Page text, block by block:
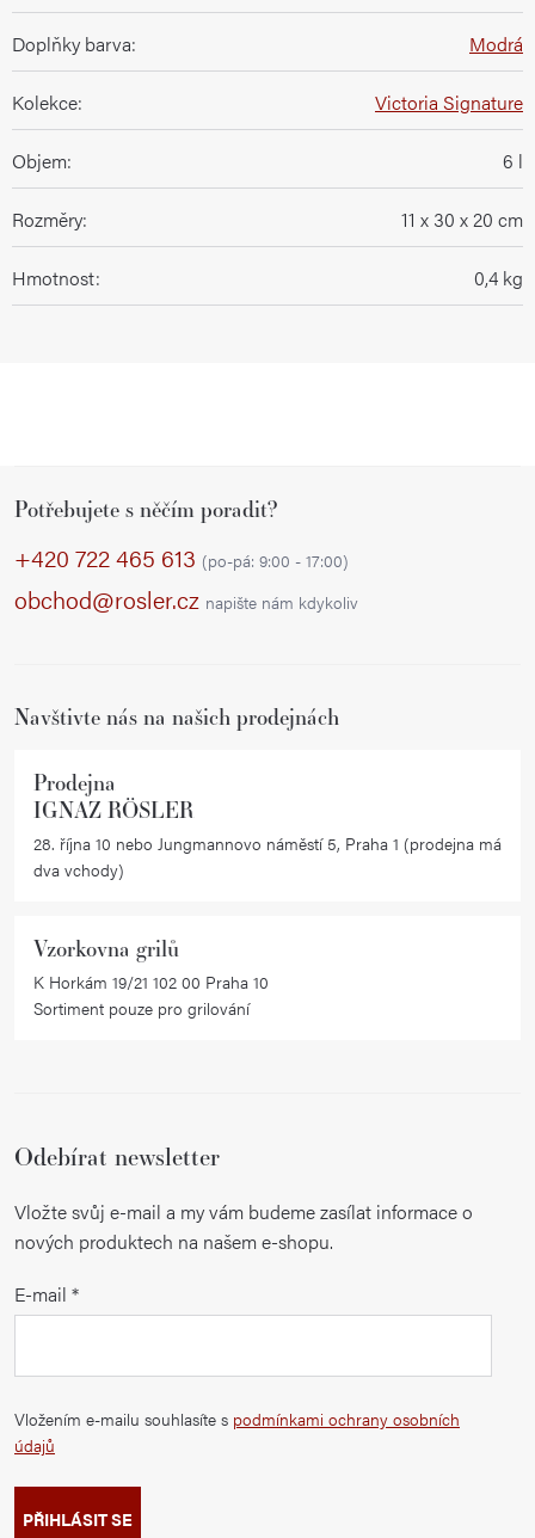
Doplňky barva: Modrá
Kolekce: Victoria Signature
Objem: 6 l
Rozměry: 11 x 30 x 20 cm
Hmotnost: 0,4 kg
Potřebujete s něčím poradit?
+420 722 465 613 (po-pá: 9:00 - 17:00)
obchod@rosler.cz napište nám kdykoliv
Navštivte nás na našich prodejnách
Prodejna
IGNAZ RÖSLER
28. října 10 nebo Jungmannovo náměstí 5, Praha 1 (prodejna má
dva vchody)
Vzorkovna grilů
K Horkám 19/21 102 00 Praha 10
Sortiment pouze pro grilování
Odebírat newsletter
Vložte svůj e-mail a my vám budeme zasílat informace o
nových produktech na našem e-shopu.
E-mail
Vložením e-mailu souhlasíte s podmínkami ochrany osobních
údajů
PŘIHLÁSIT SE